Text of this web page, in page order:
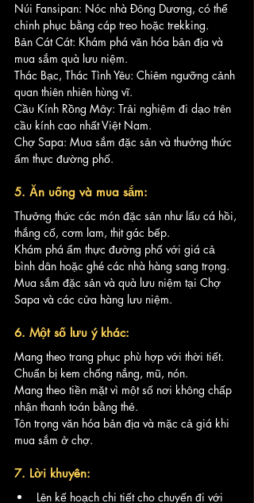
Núi Fansipan: Nóc nhà Đông Dương, có thể
chinh phục bằng cáp treo hoặc trekking.
Bản Cát Cát: Khám phá văn hóa bản địa và
mua sắm quà lưu niệm.
Thác Bạc, Thác Tình Yêu: Chiêm ngưỡng cảnh
quan thiên nhiên hùng vĩ.
Cầu Kính Rồng Mây: Trải nghiệm đi dạo trên
cầu kính cao nhất Việt Nam.
Chợ Sapa: Mua sắm đặc sản và thưởng thức
ẩm thực đường phố.
5. Ăn uống và mua sắm:
Thưởng thức các món đặc sản như lẩu cá hồi,
thắng cố, cơm lam, thịt gác bếp.
Khám phá ẩm thực đường phố với giá cả
bình dân hoặc ghé các nhà hàng sang trọng.
Mua sắm đặc sản và quà lưu niệm tại Chợ
Sapa và các cửa hàng lưu niệm.
6. Một số lưu ý khác:
Mang theo trang phục phù hợp với thời tiết.
Chuẩn bị kem chống nắng, mũ, nón.
Mang theo tiền mặt vì một số nơi không chấp
nhận thanh toán bằng thẻ.
Tôn trọng văn hóa bản địa và mặc cả giá khi
mua sắm ở chợ.
7. Lời khuyên:
Lên kế hoạch chi tiết cho chuyến đi với